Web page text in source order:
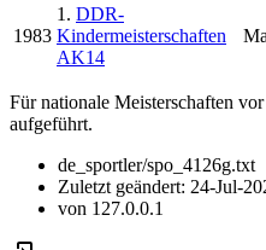
1983
1. DDR-
Kindermeisterschaften
AK14
Für nationale Meisterschaften
aufgeführt.
de_sportler/spo_4126g.txt
Zuletzt geändert: 24-Jul-
von 127.0.0.1